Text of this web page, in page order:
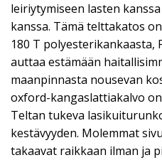
leiriytymiseen lasten
kanssa. Tämä telttakatos
180 T polyesterikankaasta,
auttaa estämään
maanpinnasta nousevan
oxford-kangaslattiakalvo
Teltan tukeva
kestävyyden. Molemmat
takaavat raikkaan ilman ja